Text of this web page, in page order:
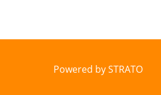
Powered by STRATO